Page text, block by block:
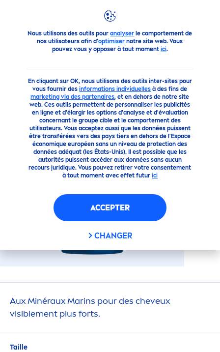
Nous utilisons des outils pouranalyser le comportement de
nos utilisateurs afin d'optimiser notre site web. Vous
pouvez vous y opposer à tout moment ici.
En cliquant sur OK, nous utilisons des outils inter-sites pour
vous fournir desinformations individuelles à des fins de
marketing via des partenaires, et en dehors de notre site
web. Ces outils permettent de personnaliser les publicités
en ligne et d'élargir les options d'analyse et d'évaluation
concernant le groupe cible et le comportement des
utilisateurs. Vous acceptez aussi que les données puissent
être transférées vers des pays tiers en dehors de l'Espace
économique européen sans un niveau de protection des
données adéquat (les États-Unis). Il est possible que les
autorités puissent accéder aux données sans aucun
recours juridique. Vous pouvez retirer votre consentement
à tout moment avec effet futur ici
ACCEPTER
CHANGER
SHAMPOOING STRONG
POWER
Aux Minéraux Marins pour des cheveux
visiblement plus forts.
Taille